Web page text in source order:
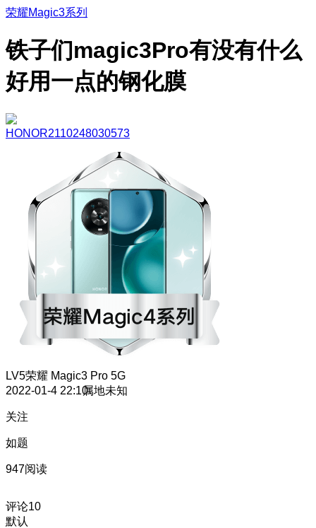
荣耀Magic3系列
铁子们magic3Pro有没有什么
好用一点的钢化膜
HONOR2110248030573
LV5荣耀 Magic3 Pro 5G
2022-01-4 22:10属地未知
关注
如题
947阅读
评论10
默认